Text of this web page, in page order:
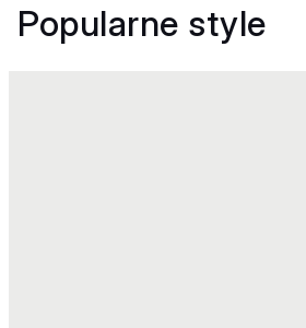
Popularne style